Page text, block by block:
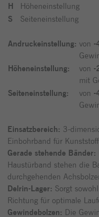
H
Höheneinstellung
S
Seiteneinstellung
Andruckeinstellung: von -
Höheneinstellung:
von -
mit
Seiteneinstellung:
von -
Einsatzbereich: 3-
Einbohrband für
Gerade stehende Bänder:
Haustürband stehen die
durchgehenden
Delrin-Lager: Sorgt
Richtung für optimale
Gewindebolzen: Die